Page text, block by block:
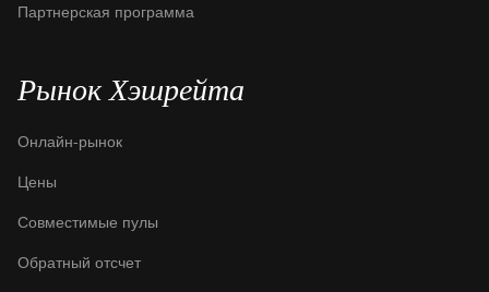
Партнерская программа
Рынок Хэшрейта
Онлайн-рынок
Цены
Совместимые пулы
Обратный отсчет